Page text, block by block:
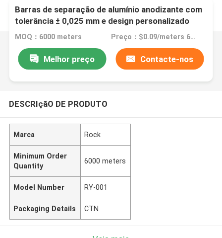
Barras de separação de alumínio anodizante com
tolerância ± 0,025 mm e design personalizado
MOQ：6000 meters Preço：$0.09/meters 6000-119999 meters
Melhor preço Contacte-nos
DESCRIçãO DE PRODUTO
Marca Rock
Minimum Order
Quantity
6000 meters
Model Number RY-001
Packaging Details CTN